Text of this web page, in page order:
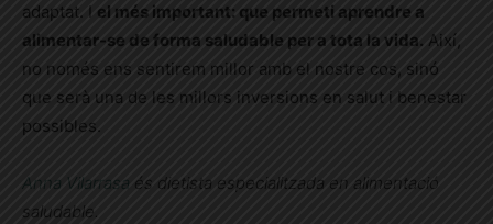
adaptat. I el més important: que permeti aprendre a
alimentar-se de forma saludable per a tota la vida. Així,
no només ens sentirem millor amb el nostre cos, sinó
que serà una de les millors inversions en salut i benestar
possibles.
Anna Vilarrasa és dietista especialitzada en alimentació
saludable.